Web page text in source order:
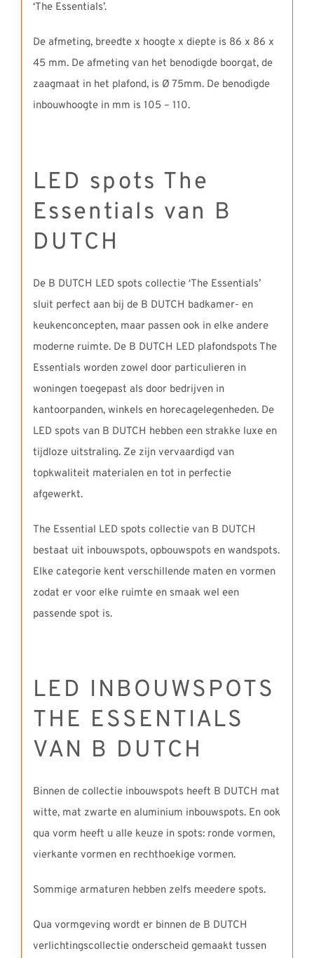
‘The Essentials’.
De afmeting, breedte x hoogte x diepte is 86 x 86 x
45 mm. De afmeting van het benodigde boorgat, de
zaagmaat in het plafond, is Ø 75mm. De benodigde
inbouwhoogte in mm is 105 – 110.
LED spots The
Essentials van B
DUTCH
De B DUTCH LED spots collectie ‘The Essentials’
sluit perfect aan bij de B DUTCH badkamer- en
keukenconcepten, maar passen ook in elke andere
moderne ruimte. De B DUTCH LED plafondspots The
Essentials worden zowel door particulieren in
woningen toegepast als door bedrijven in
kantoorpanden, winkels en horecagelegenheden. De
LED spots van B DUTCH hebben een strakke luxe en
tijdloze uitstraling. Ze zijn vervaardigd van
topkwaliteit materialen en tot in perfectie
afgewerkt.
The Essential LED spots collectie van B DUTCH
bestaat uit inbouwspots, opbouwspots en wandspots.
Elke categorie kent verschillende maten en vormen
zodat er voor elke ruimte en smaak wel een
passende spot is.
LED INBOUWSPOTS
THE ESSENTIALS
VAN B DUTCH
Binnen de collectie inbouwspots heeft B DUTCH mat
witte, mat zwarte en aluminium inbouwspots. En ook
qua vorm heeft u alle keuze in spots: ronde vormen,
vierkante vormen en rechthoekige vormen.
Sommige armaturen hebben zelfs meedere spots.
Qua vormgeving wordt er binnen de B DUTCH
verlichtingscollectie onderscheid gemaakt tussen